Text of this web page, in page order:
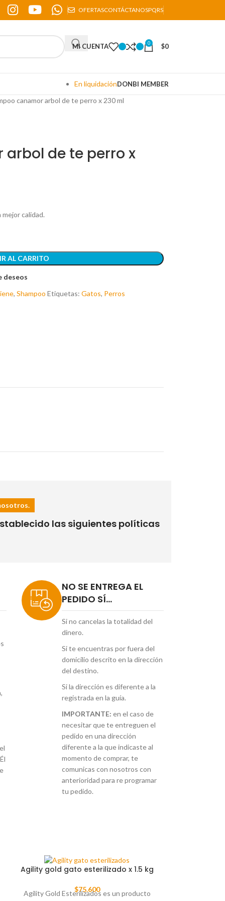
OFERTASCONTÁCTANOSPQRS
MI CUENTA 0 $0
En liquidaciónDONBI MEMBER
canamor arbol de te perro x 230 ml
de te perro x
calidad.
AL CARRITO
deseos
, Shampoo Etiquetas: Gatos, Perros
las siguientes políticas
NO SE ENTREGA EL
PEDIDO SÍ...
Si no cancelas la totalidad del
dinero.
Si te encuentras por fuera del
domicilio descrito en la dirección
del destino.
Si la dirección es diferente a la
registrada en la guía.
IMPORTANTE: en el caso de
necesitar que te entreguen el
pedido en una dirección
diferente a la que indicaste al
momento de comprar, te
comunicas con nosotros con
anterioridad para re programar
tu pedido.
Agility gold gato esterilizado x 1.5 kg
$75.600
Agility Gold Esterilizados es un producto